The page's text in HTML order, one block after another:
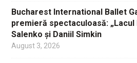
Bucharest International Ballet
premieră spectaculoasă: „Lacul
Salenko și Daniil Simkin
August 3, 2026